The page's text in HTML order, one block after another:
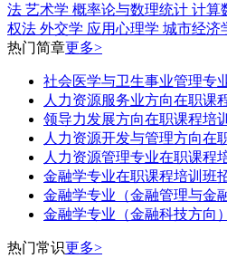
法 艺术学 概率论与数理统计 计算
权法 外交学 应用心理学 城市经济
热门简章更多>
社会医学与卫生事业管理专
人力资源服务业方向在职课
领导力发展方向在职课程培
人力资源开发与管理方向在
人力资源管理专业在职课程
金融学专业在职课程培训班
金融学专业（金融管理与金
金融学专业（​金融科技方向
热门常识更多>